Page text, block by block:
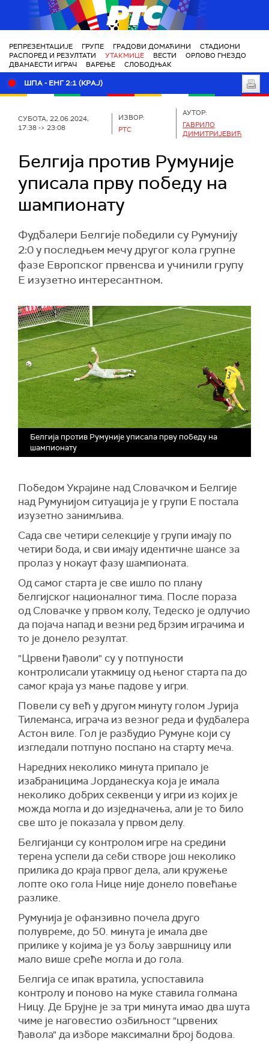
РТС
РЕПРЕЗЕНТАЦИЈЕ ГРУПЕ ГРАДОВИ ДОМАЋИНИ
СТАДИОНИ
РАСПОРЕД И РЕЗУЛТАТИ
УТАКМИЦЕ ВЕСТИ
ОРЛОВО ГНЕЗДО
ДВАНАЕСТИ ИГРАЧ
ВАРЕЊЕ СЛОБОДЊАК
ШПА - ЕНГ 2:1 (КРАЈ)
СУБОТА, 22.06.2024,
17:38 -> 23:08
ИЗВОР:
РТС
АУТОР:
ГАВРИЛО
ДИМИТРИЈЕВИЋ
Белгија против Румуније
уписала прву победу на
шампионату
Фудбалери Белгије победили су Румунију
2:0 у последњем мечу другог кола групне
фазе Европског првенсва и учинили групу
Е изузетно интересантном.
Белгија против Румуније уписала прву победу на
шампионату
Победом Украјине над Словачком и Белгије
над Румунијом ситуација је у групи Е постала
изузетно занимљива.
Сада све четири селекције у групи имају по
четири бода, и сви имају идентичне шансе за
пролаз у нокаут фазу шампионата.
Од самог старта је све ишло по плану
белгијског националног тима. После пораза
од Словачке у првом колу, Тедеско је одлучио
да појача напад и везни ред брзим играчима и
то је донело резултат.
"Црвени ђаволи" су у потпуности
контролисали утакмицу од њеног старта па до
самог краја уз мање падове у игри.
Повели су већ у другом минуту голом Јурија
Тилеманса, играча из везног реда и фудбалера
Астон виле. Гол је разбудио Румуне који су
изгледали потпуно поспано на старту меча.
Наредних неколико минута припало је
изабраницима Јорданескуа која је имала
неколико добрих секвенци у игри из којих је
можда могла и до изједначења, али је то било
све што је показала у првом делу.
Белгијанци су контролом игре на средини
терена успели да себи створе још неколико
прилика до краја првог дела, али кружење
лопте око гола Нице није донело повећање
разлике.
Румунија је офанзивно почела друго
полувреме, до 50. минута је имала две
прилике у којима је уз бољу завршницу или
мало више среће могла и до гола.
Белгија се ипак вратила, успоставила
контролу и поново на муке ставила голмана
Ницу. Де Брујне је за три минута имао два шута
чиме је наговестио озбиљност "црвених
ђавола" да изборе максимални број бодова.